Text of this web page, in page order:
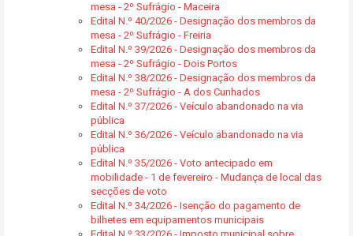
mesa - 2º Sufrágio - Maceira
Edital N.º 40/2026 - Designação dos membros da
mesa - 2º Sufrágio - Freiria
Edital N.º 39/2026 - Designação dos membros da
mesa - 2º Sufrágio - Dois Portos
Edital N.º 38/2026 - Designação dos membros da
mesa - 2º Sufrágio - A dos Cunhados
Edital N.º 37/2026 - Veículo abandonado na via
pública
Edital N.º 36/2026 - Veículo abandonado na via
pública
Edital N.º 35/2026 - Voto antecipado em
mobilidade - 1 de fevereiro - Mudança de local das
secções de voto
Edital N.º 34/2026 - Isenção do pagamento de
bilhetes em equipamentos municipais